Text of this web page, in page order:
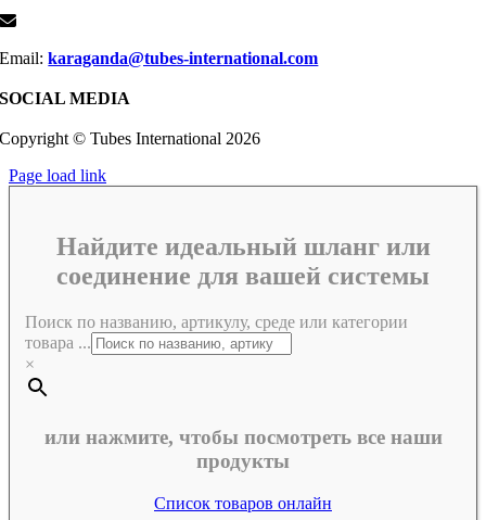
Email:karaganda@tubes-international.com
SOCIAL MEDIA
Copyright © Tubes International 2026
Page load link
Найдите идеальный шланг или
соединение для вашей системы
Поиск по названию, артикулу, среде или категории
товара ...
×
или нажмите, чтобы посмотреть все наши
продукты
Список товаров онлайн